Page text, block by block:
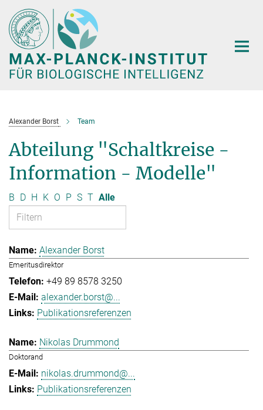
Hauptinhalt
Alexander Borst Team
Abteilung "Schaltkreise -
Information - Modelle"
B D H K O P S T Alle
Alexander Borst
Emeritusdirektor
+49 89 8578 3250
alexander.borst@...
Publikationsreferenzen
Nikolas Drummond
Doktorand
nikolas.drummond@...
Publikationsreferenzen